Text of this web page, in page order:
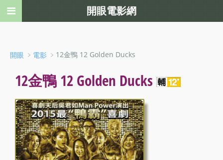
開眼 ﹥ 電影 ﹥12金鴨 12 Golden Ducks
12金鴨 12 Golden Ducks
開眼電影網